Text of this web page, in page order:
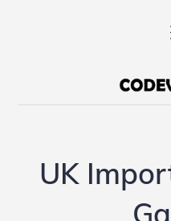
codewing.de
UK